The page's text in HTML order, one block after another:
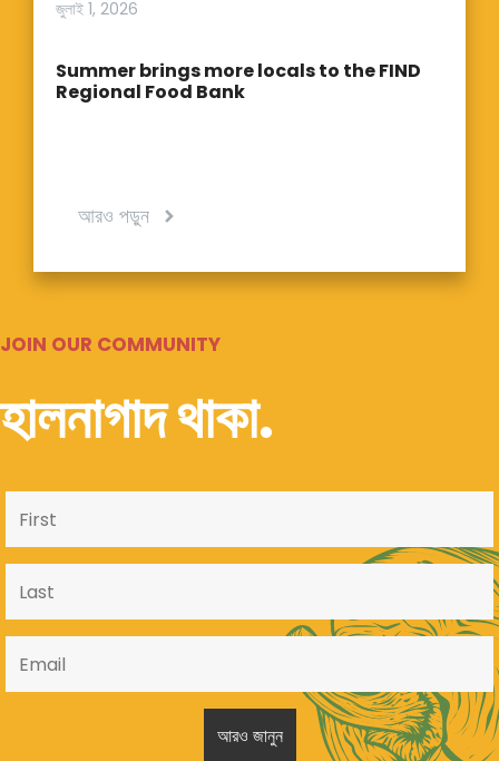
জুলাই 1, 2026
Summer brings more locals to the FIND
Regional Food Bank
আরও পড়ুন
JOIN OUR COMMUNITY
হালনাগাদ থাকা.